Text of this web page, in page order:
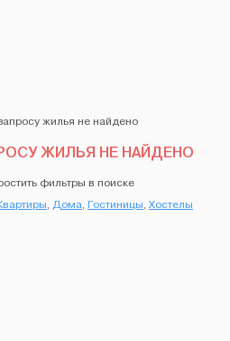
ЖИЛЬЯ НЕ НАЙДЕНО
фильтры в поиске
, Дома, Гостиницы, Хостелы